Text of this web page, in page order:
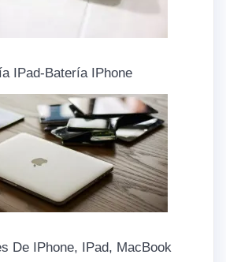
IPad-Batería IPhone
De IPhone, IPad, MacBook